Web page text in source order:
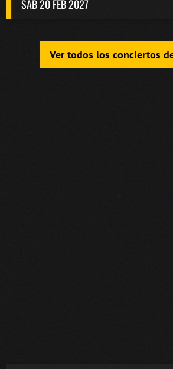
SAB 20 FEB 2027
Ver todos los conciertos